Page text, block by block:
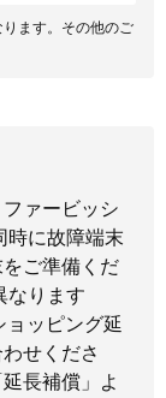
ます。その他のご
ァービッシ
時に故障端末
ご準備くだ
なります
ョッピング延
せくださ
長補償」よ